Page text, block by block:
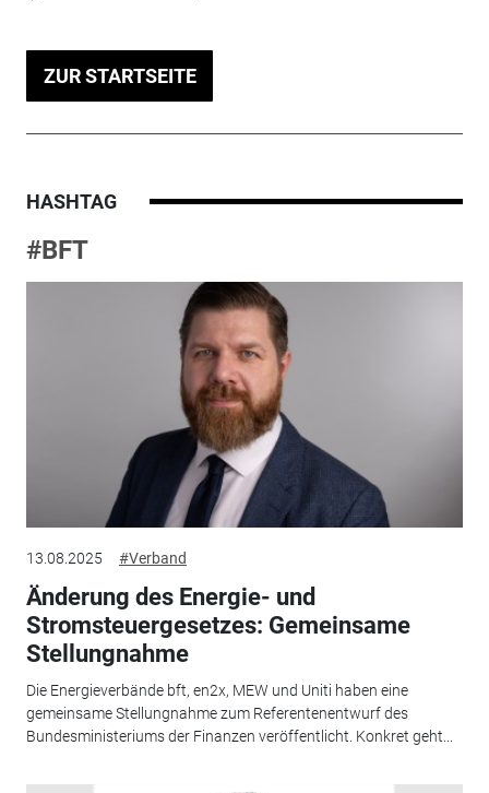
ZUR STARTSEITE
HASHTAG
#BFT
13.08.2025 #Verband
Änderung des Energie- und
Stromsteuergesetzes: Gemeinsame
Stellungnahme
Die Energieverbände bft, en2x, MEW und Uniti haben eine
gemeinsame Stellungnahme zum Referentenentwurf des
Bundesministeriums der Finanzen veröffentlicht. Konkret geht...